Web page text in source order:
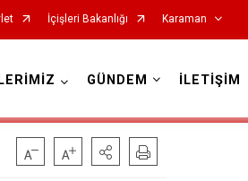
İçişleri Bakanlığı Karaman
GÜNDEM İLETİŞİM